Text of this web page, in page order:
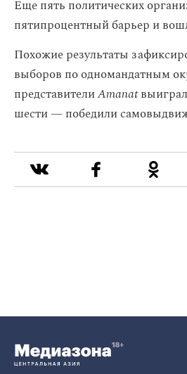
Еще пять политических
пятипроцентный барьер и
Похожие результаты
выборов по одномандатным
представителиAmanat
шести — победили